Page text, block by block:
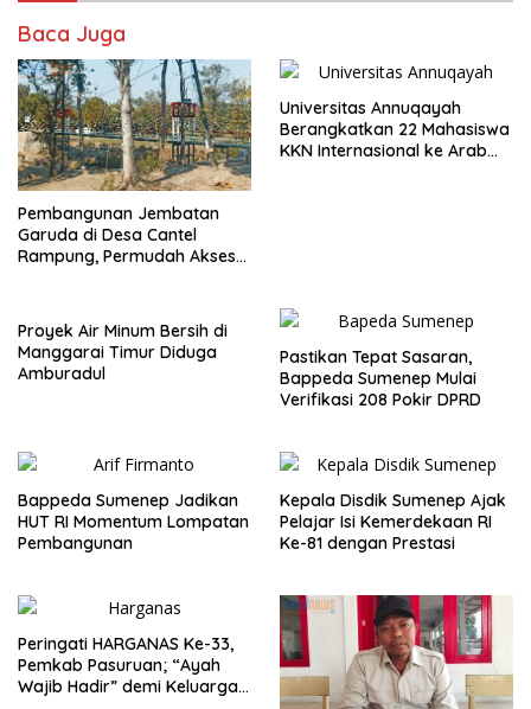
Baca Juga
Pembangunan Jembatan
Garuda di Desa Cantel
Rampung, Permudah Akses
Universitas Annuqayah
Berangkatkan 22 Mahasiswa
KKN Internasional ke Arab
Proyek Air Minum Bersih di
Manggarai Timur Diduga
Amburadul
Pastikan Tepat Sasaran,
Bappeda Sumenep Mulai
Verifikasi 208 Pokir DPRD
Bappeda Sumenep Jadikan
HUT RI Momentum Lompatan
Pembangunan
Kepala Disdik Sumenep Ajak
Pelajar Isi Kemerdekaan RI
Ke-81 dengan Prestasi
Peringati HARGANAS Ke-33,
Pemkab Pasuruan; “Ayah
Wajib Hadir” demi Keluarga